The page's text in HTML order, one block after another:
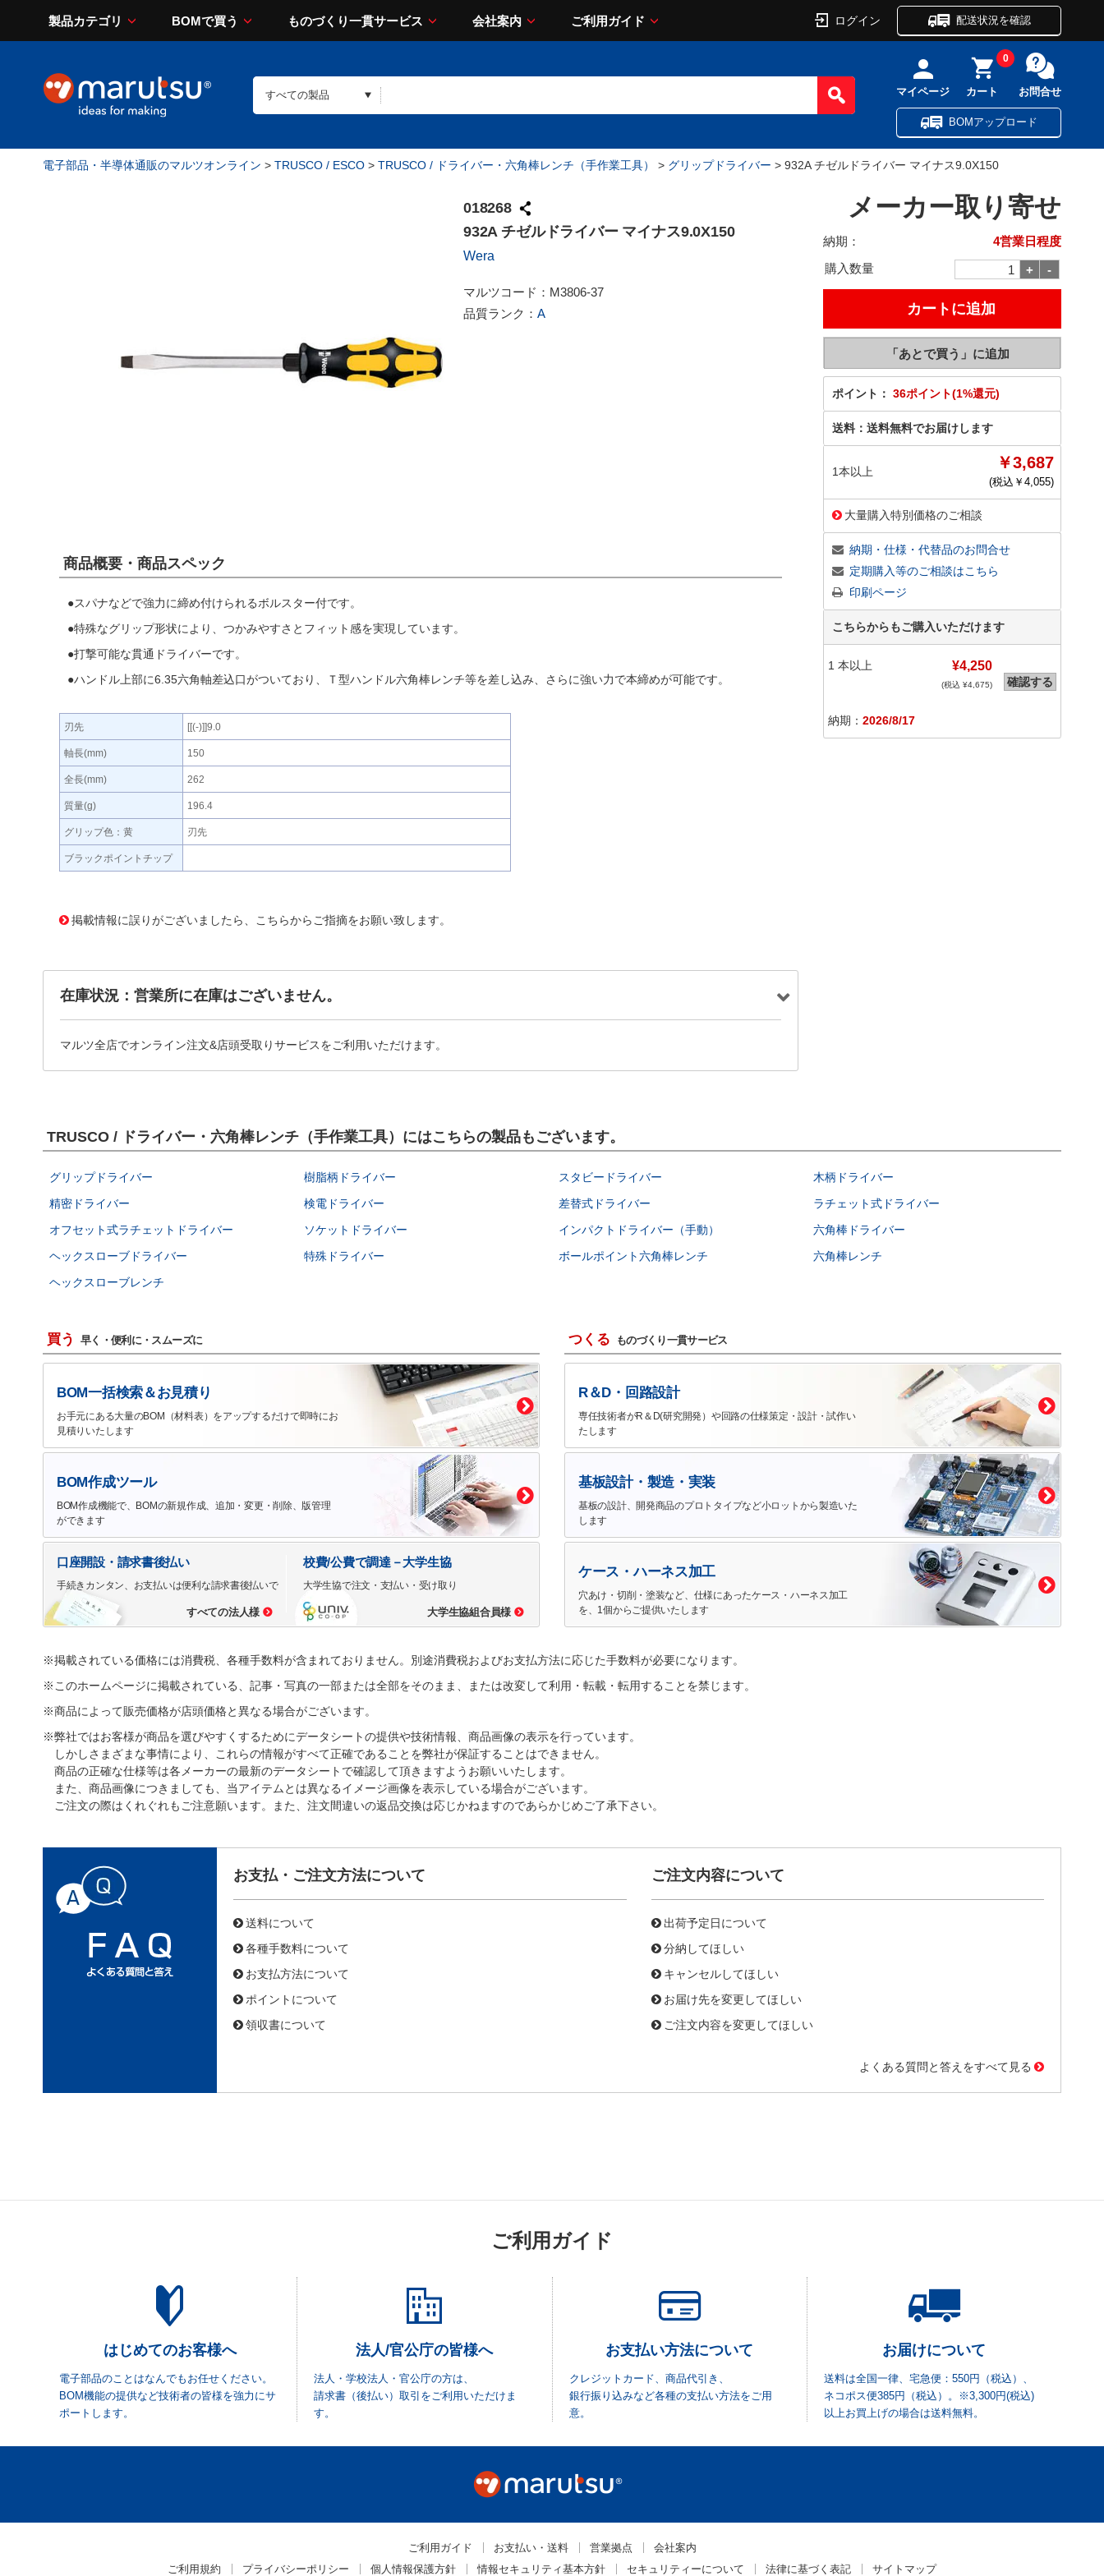
製品カテゴリ BOMで買う ものづくり一貫サービス 会社案内 ご利用ガイド ログイン 配送状況を確認
マイページ カート
0
お問合せ
BOMアップロード
電子部品・半導体通販のマルツオンライン > TRUSCO / ESCO > TRUSCO / ドライバー・六角棒レンチ（手作業工具） > グリップドライバー > 932A チゼルドライバー マイナス9.0X150
018268
932A チゼルドライバー マイナス9.0X150
Wera
マルツコード： M3806-37
品質ランク： A
メーカー取り寄せ
納期：
4営業日程度
購入数量
ポイント： 36ポイント(1%還元)
送料： 送料無料でお届けします
1本以上 ￥3,687
(税込￥ 4,055)
大量購入特別価格のご相談
納期・仕様・代替品のお問合せ
定期購入等のご相談はこちら
印刷ページ
こちらからもご購入いただけます
1 本以上 ¥4,250
(税込 ¥4,675)
納期： 2026/8/17
確認する
商品概要・商品スペック
●スパナなどで強力に締め付けられるボルスター付です。
●特殊なグリップ形状により、つかみやすさとフィット感を実現しています。
●打撃可能な貫通ドライバーです。
●ハンドル上部に6.35六角軸差込口がついており、Ｔ型ハンドル六角棒レンチ等を差し込み、さらに強い力で本締めが可能です。
刃先 [[(-)]]9.0
軸長(mm) 150
全長(mm) 262
質量(g) 196.4
グリップ色：黄 刃先
ブラックポイントチップ
掲載情報に誤りがございましたら、こちらからご指摘をお願い致します。
在庫状況：営業所に在庫はございません。
マルツ全店でオンライン注文&店頭受取りサービスをご利用いただけます。
TRUSCO / ドライバー・六角棒レンチ（手作業工具）にはこちらの製品もございます。
グリップドライバー 樹脂柄ドライバー スタビードライバー
木柄ドライバー
精密ドライバー
検電ドライバー 差替式ドライバー
ラチェット式ドライバー
オフセット式ラチェットドライバー
ソケットドライバー インパクトドライバー（手動）
六角棒ドライバー
ヘックスローブドライバー
特殊ドライバー ボールポイント六角棒レンチ
六角棒レンチ
ヘックスローブレンチ
買う 早く・便利に・スムーズに
BOM一括検索＆お見積り
お手元にある大量のBOM（材料表）をアップするだけで即時にお
見積りいたします
BOM作成ツール
BOM作成機能で、BOMの新規作成、追加・変更・削除、版管理
ができます
口座開設・請求書後払い
手続きカンタン、お支払いは便利な請求書後払いで
すべての法人様
校費/公費で調達－大学生協
大学生協で注文・支払い・受け取り
大学生協組合員様
つくる ものづくり一貫サービス
R＆D・回路設計
専任技術者がR＆D(研究開発）や回路の仕様策定・設計・試作い
たします
基板設計・製造・実装
基板の設計、開発商品のプロトタイプなど小ロットから製造いた
します
ケース・ハーネス加工
穴あけ・切削・塗装など、仕様にあったケース・ハーネス加工
を、1個からご提供いたします
※掲載されている価格には消費税、各種手数料が含まれておりません。別途消費税およびお支払方法に応じた手数料が必要になります。
※このホームページに掲載されている、記事・写真の一部または全部をそのまま、または改変して利用・転載・転用することを禁じます。
※商品によって販売価格が店頭価格と異なる場合がございます。
※弊社ではお客様が商品を選びやすくするためにデータシートの提供や技術情報、商品画像の表示を行っています。
しかしさまざまな事情により、これらの情報がすべて正確であることを弊社が保証することはできません。
商品の正確な仕様等は各メーカーの最新のデータシートで確認して頂きますようお願いいたします。
また、商品画像につきましても、当アイテムとは異なるイメージ画像を表示している場合がございます。
ご注文の際はくれぐれもご注意願います。また、注文間違いの返品交換は応じかねますのであらかじめご了承下さい。
お支払・ご注文方法について
送料について
各種手数料について
お支払方法について
ポイントについて
領収書について
ご注文内容について
出荷予定日について
分納してほしい
キャンセルしてほしい
お届け先を変更してほしい
ご注文内容を変更してほしい
よくある質問と答えをすべて見る
ご利用ガイド
はじめてのお客様へ
電子部品のことはなんでもお任せください。
BOM機能の提供など技術者の皆様を強力にサ
ポートします。
法人/官公庁の皆様へ
法人・学校法人・官公庁の方は、
請求書（後払い）取引をご利用いただけま
す。
お支払い方法について
クレジットカード、商品代引き、
銀行振り込みなど各種の支払い方法をご用
意。
お届けについて
送料は全国一律、宅急便：550円（税込）、
ネコポス便385円（税込）。※3,300円(税込)
以上お買上げの場合は送料無料。
ご利用ガイド お支払い・送料 営業拠点
会社案内
ご利用規約
プライバシーポリシー 個人情報保護方針 情報セキュリティ基本方針 セキュリティーについて 法律に基づく表記 サイトマップ